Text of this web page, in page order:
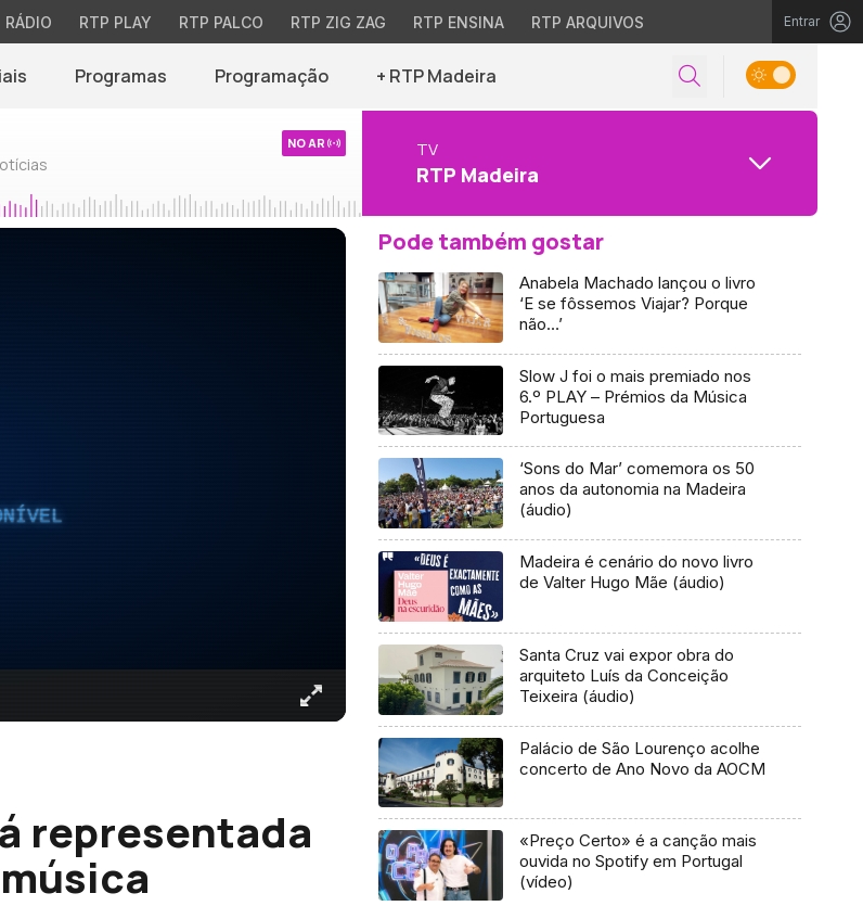
RÁDIO RTP PLAY RTP PALCO RTP ZIG ZAG RTP ENSINA RTP ARQUIVOS Entrar
Programas Programação + RTP Madeira
NO AR TV
RTP Madeira
representada
Pode também gostar
Anabela Machado lançou o livro
‘E se fôssemos Viajar? Porque
não…’
Slow J foi o mais premiado nos
6.º PLAY – Prémios da Música
Portuguesa
‘Sons do Mar’ comemora os 50
anos da autonomia na Madeira
(áudio)
Madeira é cenário do novo livro
de Valter Hugo Mãe (áudio)
Santa Cruz vai expor obra do
arquiteto Luís da Conceição
Teixeira (áudio)
Palácio de São Lourenço acolhe
concerto de Ano Novo da AOCM
«Preço Certo» é a canção mais
ouvida no Spotify em Portugal
(vídeo)